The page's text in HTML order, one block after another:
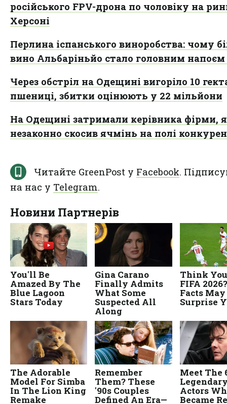
російського FPV-дрона по чоловіку на
Херсоні
Перлина іспанського виноробства: чому
вино Альбаріньйо стало головним напоєм
Через обстріл на Одещині вигоріло 10
пшениці, збитки оцінюють у 22 мільйони
На Одещині затримали керівника фірми,
незаконно скосив ячмінь на полі
Читайте GreenPost у Facebook.
на нас у Telegram.